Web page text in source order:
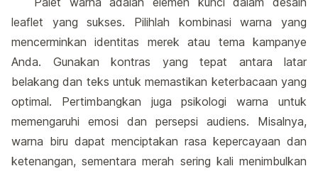
leaflet yang sukses. Pilihlah kombinasi warna yang
mencerminkan identitas merek atau tema kampanye
Anda. Gunakan kontras yang tepat antara latar
belakang dan teks untuk memastikan keterbacaan yang
optimal. Pertimbangkan juga psikologi warna untuk
memengaruhi emosi dan persepsi audiens. Misalnya,
warna biru dapat menciptakan rasa kepercayaan dan
ketenangan, sementara merah sering kali menimbulkan